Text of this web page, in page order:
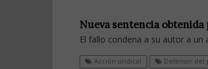
Nueva sentencia obtenida
El fallo condena a su autor a un
Acción sindical Defensor del